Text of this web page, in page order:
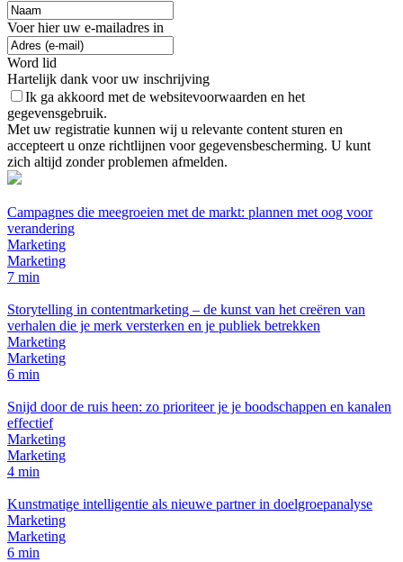
Voer hier uw e-mailadres in
Word lid
Hartelijk dank voor uw inschrijving
Ik ga akkoord met de websitevoorwaarden en het
gegevensgebruik.
Met uw registratie kunnen wij u relevante content sturen en
accepteert u onze richtlijnen voor gegevensbescherming. U kunt
zich altijd zonder problemen afmelden.
Campagnes die meegroeien met de markt: plannen met oog voor
verandering
Marketing
Marketing
7 min
Storytelling in contentmarketing – de kunst van het creëren van
verhalen die je merk versterken en je publiek betrekken
Marketing
Marketing
6 min
Snijd door de ruis heen: zo prioriteer je je boodschappen en kanalen
effectief
Marketing
Marketing
4 min
Kunstmatige intelligentie als nieuwe partner in doelgroepanalyse
Marketing
Marketing
6 min